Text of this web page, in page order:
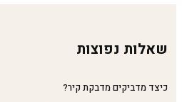
שאלות נפוצות
כיצד מדביקים מדבקת קיר?